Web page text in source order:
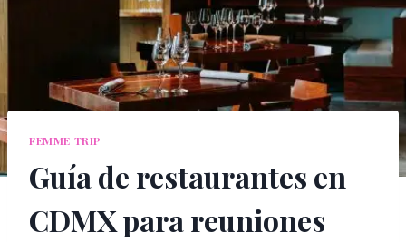
FEMME TRIP
Guía de restaurantes en
CDMX para reuniones